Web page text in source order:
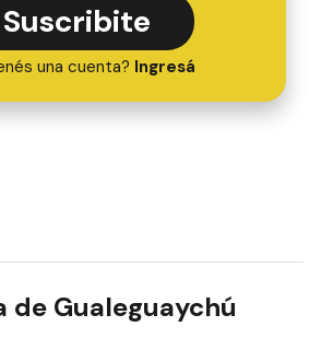
Suscribite
una cuenta? Ingresá
de Gualeguaychú